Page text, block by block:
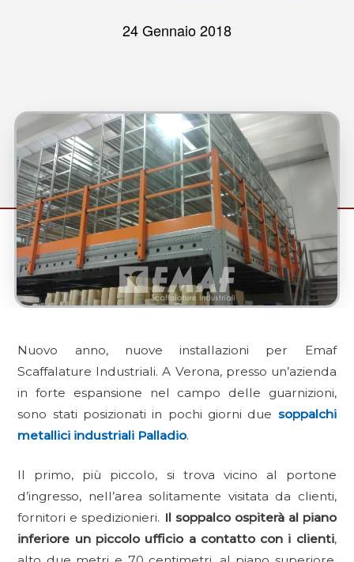
24 Gennaio 2018
Nuovo anno, nuove installazioni per Emaf
Scaffalature Industriali. A Verona, presso un’azienda
in forte espansione nel campo delle guarnizioni,
sono stati posizionati in pochi giorni due soppalchi
metallici industriali Palladio.
Il primo, più piccolo, si trova vicino al portone
d’ingresso, nell’area solitamente visitata da clienti,
fornitori e spedizionieri. Il soppalco ospiterà al piano
inferiore un piccolo ufficio a contatto con i clienti,